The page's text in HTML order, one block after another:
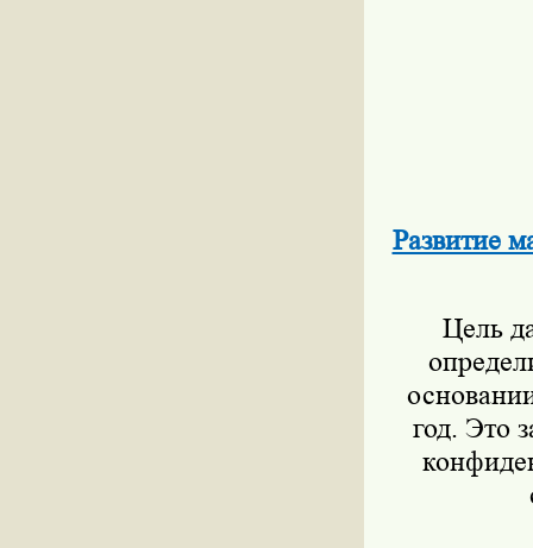
Развитие
Цель
год. Это